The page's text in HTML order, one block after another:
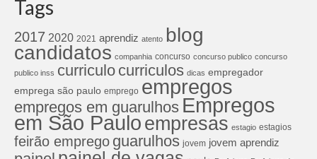
Tags
2017 2020 2021 aprendiz atento blog
candidatos companhia concurso concurso publico concurso
publico inss curriculo curriculos dicas empregador
emprega são paulo emprego empregos
empregos em guarulhos Empregos
em São Pauloempresas estagio estagios
feirão emprego guarulhos jovem jovem aprendiz